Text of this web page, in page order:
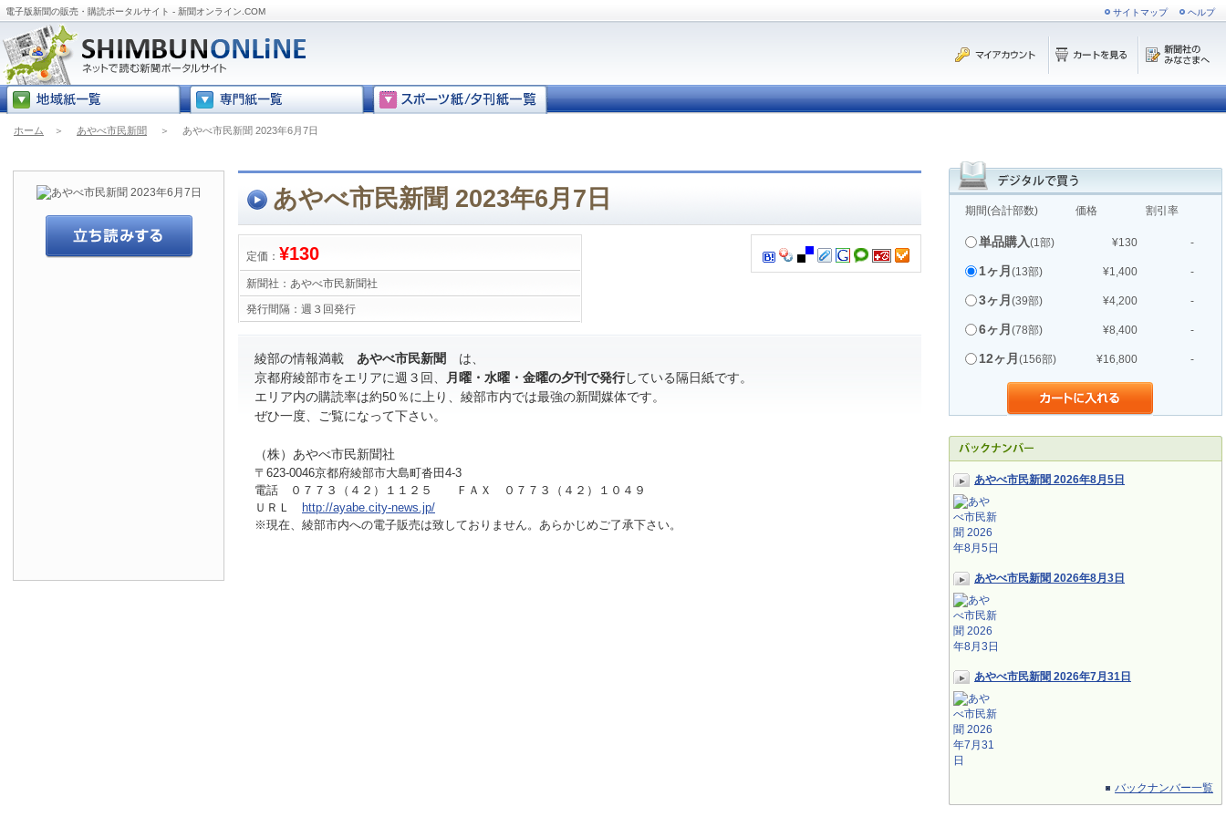
電子版新聞の販売・購読ポータルサイト - 新聞オンライン.COM サイトマップ ヘルプ
ホーム ＞ あやべ市民新聞 ＞ あやべ市民新聞 2023年6月7日
期間(合計部数) 価格 割引率
単品購入(1部) ¥130 -
1ヶ月 (13部) ¥1,400 -
3ヶ月 (39部) ¥4,200 -
6ヶ月 (78部) ¥8,400 -
12ヶ月 (156部) ¥16,800 -
あやべ市民新聞 2026年8月5日
あやべ市民新聞 2026年8月3日
あやべ市民新聞 2026年7月31日
バックナンバー一覧
あやべ市民新聞 2023年6月7日
定価： ¥130
新聞社： あやべ市民新聞社
発行間隔： 週３回発行
綾部の情報満載 あやべ市民新聞 は、
京都府綾部市をエリアに週３回、
月曜・水曜・金曜の夕刊で発行している隔日紙です。
エリア内の購読率は約50％に上り、綾部市内では最強の新聞媒体です。
ぜひ一度、ご覧になって下さい。
（株）あやべ市民新聞社
〒623-0046京都府綾部市大島町沓田4-3
電話 ０７７３（４２）１１２５ ＦＡＸ ０７７３（４２）１０４９
ＵＲＬ
http://ayabe.city-news.jp/
※現在、綾部市内への電子販売は致しておりません。あらかじめご了承下さい。